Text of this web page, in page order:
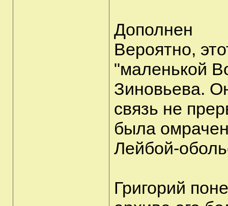
Дополнен
Вероятно,
"маленькой
Зиновьева.
связь не
была
Лейбой-
Григорий